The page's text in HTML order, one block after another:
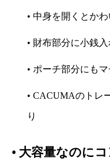
• 中身を開くとか
• 財布部分に小銭
• ポーチ部分にも
• CACUMAのトレ
り
• 大容量なのにコ